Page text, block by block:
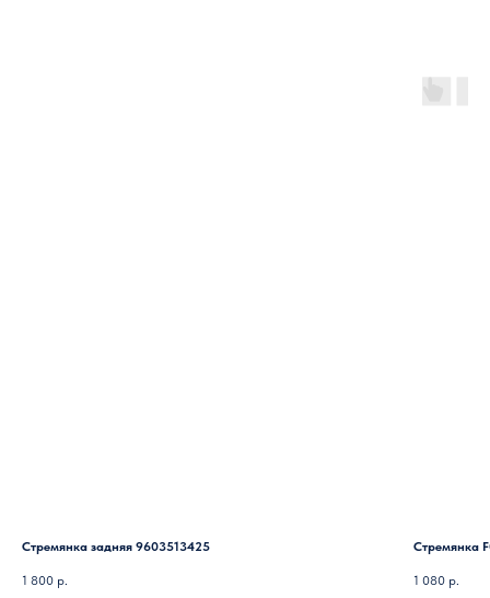
Стремянка задняя 9603513425
1 800 р.
Стремянка
1 080 р.